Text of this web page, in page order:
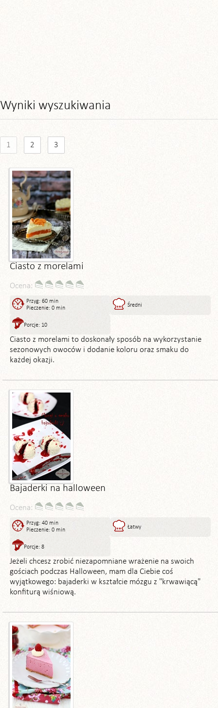
Wyniki wyszukiwania
1 2 3
Ciasto z morelami
Ocena:
Przyg: 60 min
Pieczenie: 0 min
Średni
Porcje: 10
Ciasto z morelami to doskonały sposób na wykorzystanie
sezonowych owoców i dodanie koloru oraz smaku do
każdej okazji.
Bajaderki na halloween
Ocena:
Przyg: 40 min
Pieczenie: 0 min
Łatwy
Porcje: 8
Jeżeli chcesz zrobić niezapomniane wrażenie na swoich
gościach podczas Halloween, mam dla Ciebie coś
wyjątkowego: bajaderki w kształcie mózgu z "krwawiącą"
konfiturą wiśniową.